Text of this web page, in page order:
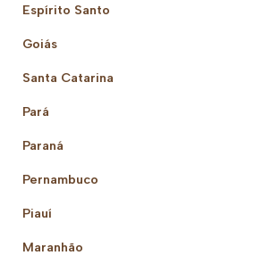
Espírito Santo
Goiás
Santa Catarina
Pará
Paraná
Pernambuco
Piauí
Maranhão